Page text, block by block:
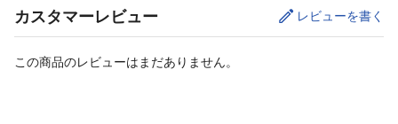
カスタマーレビュー レビューを書く
この商品のレビューはまだありません。